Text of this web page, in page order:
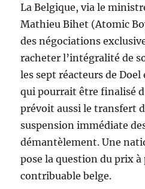
La Belgique, via le
Mathieu Bihet (Atomic
des négociations
racheter l’intégralité de
les sept réacteurs de Doel
qui pourrait être finalisé
prévoit aussi le transfert
suspension immédiate
démantèlement. Une
pose la question du prix à
contribuable belge.